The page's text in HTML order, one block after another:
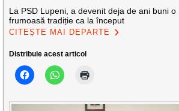
La PSD Lupeni, a devenit deja de ani buni o
frumoasă tradiție ca la început
CITEȘTE MAI DEPARTE
Distribuie acest articol